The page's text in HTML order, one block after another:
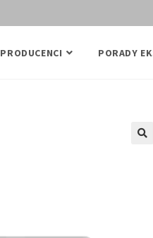
PRODUCENCI PORADY